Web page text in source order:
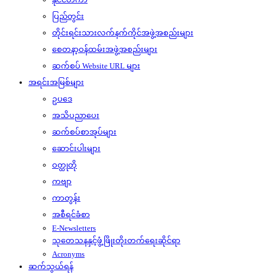
ပြည်တွင်း
တိုင်းရင်းသားလက်နက်ကိုင်အဖွဲ့အစည်းများ
စေတနာ့ဝန်ထမ်းအဖွဲ့အစည်းများ
ဆက်စပ် Website URL များ
အရင်းအမြစ်များ
ဥပဒေ
အသိပညာပေး
ဆက်စပ်စာအုပ်များ
ဆောင်းပါးများ
ဝတ္ထုတို
ကဗျာ
ကာတွန်း
အစီရင်ခံစာ
E-Newsletters
သုတေသနနှင့်ဖွံ့ဖြိုးတိုးတက်ရေးဆိုင်ရာ
Acronyms
ဆက်သွယ်ရန်